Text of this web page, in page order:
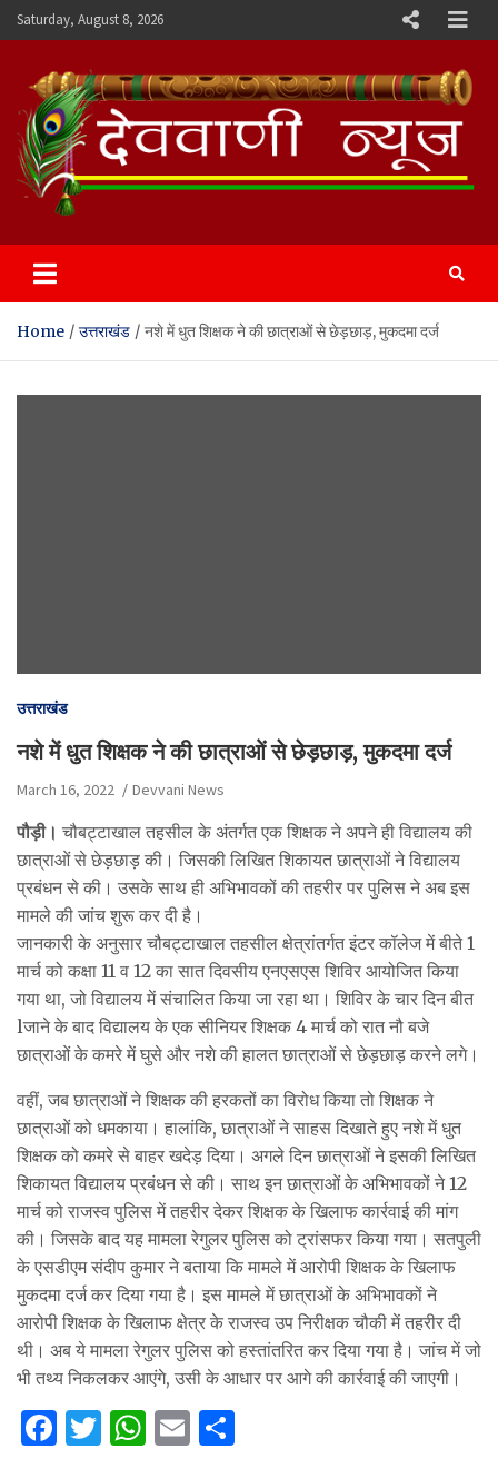
Skip
to
Saturday, August 8, 2026
Devvani News Portal
Home उत्तराखंड नशे में धुत शिक्षक ने की छात्राओं से छेड़छाड़, मुकदमा दर्ज
उत्तराखंड
नशे में धुत शिक्षक ने की छात्राओं से छेड़छाड़, मुकदमा दर्ज
March 16, 2022 Devvani News
पौड़ी। चौबट्टाखाल तहसील के अंतर्गत एक शिक्षक ने अपने ही विद्यालय की
छात्राओं से छेड़छाड़ की। जिसकी लिखित शिकायत छात्राओं ने विद्यालय
प्रबंधन से की। उसके साथ ही अभिभावकों की तहरीर पर पुलिस ने अब इस
मामले की जांच शुरू कर दी है।
जानकारी के अनुसार चौबट्टाखाल तहसील क्षेत्रांतर्गत इंटर कॉलेज में बीते 1
मार्च को कक्षा 11 व 12 का सात दिवसीय एनएसएस शिविर आयोजित किया
गया था, जो विद्यालय में संचालित किया जा रहा था। शिविर के चार दिन बीत
lजाने के बाद विद्यालय के एक सीनियर शिक्षक 4 मार्च को रात नौ बजे
छात्राओं के कमरे में घुसे और नशे की हालत छात्राओं से छेड़छाड़ करने लगे।
वहीं, जब छात्राओं ने शिक्षक की हरकतों का विरोध किया तो शिक्षक ने
छात्राओं को धमकाया। हालांकि, छात्राओं ने साहस दिखाते हुए नशे में धुत
शिक्षक को कमरे से बाहर खदेड़ दिया। अगले दिन छात्राओं ने इसकी लिखित
शिकायत विद्यालय प्रबंधन से की। साथ इन छात्राओं के अभिभावकों ने 12
मार्च को राजस्व पुलिस में तहरीर देकर शिक्षक के खिलाफ कार्रवाई की मांग
की। जिसके बाद यह मामला रेगुलर पुलिस को ट्रांसफर किया गया। सतपुली
के एसडीएम संदीप कुमार ने बताया कि मामले में आरोपी शिक्षक के खिलाफ
मुकदमा दर्ज कर दिया गया है। इस मामले में छात्राओं के अभिभावकों ने
आरोपी शिक्षक के खिलाफ क्षेत्र के राजस्व उप निरीक्षक चौकी में तहरीर दी
थी। अब ये मामला रेगुलर पुलिस को हस्तांतरित कर दिया गया है। जांच में जो
भी तथ्य निकलकर आएंगे, उसी के आधार पर आगे की कार्रवाई की जाएगी।
F
T
W E